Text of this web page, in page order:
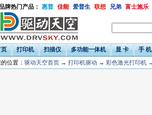
牌热门产品： 惠普 佳能 爱普生 联想 兄弟 富士施乐
打印机 扫描仪 多功能一体机 显 卡
手 机
位置： 驱动天空首页 → 打印机驱动 → 彩色激光打印机